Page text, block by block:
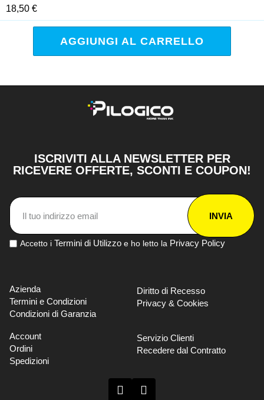
18,50 €
AGGIUNGI AL CARRELLO
ISCRIVITI ALLA NEWSLETTER PER
RICEVERE OFFERTE, SCONTI E COUPON!
INVIA
Accetto i Termini di Utilizzo e ho letto la Privacy Policy
Azienda
Termini e Condizioni
Condizioni di Garanzia
Diritto di Recesso
Privacy & Cookies
Account
Ordini
Spedizioni
Servizio Clienti
Recedere dal Contratto